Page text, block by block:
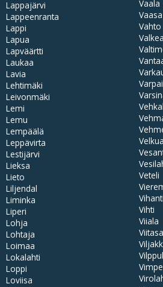
Lappajärvi
Lappeenranta
Lappi
Lapua
Lapväärtti
Laukaa
Lavia
Lehtimäki
Leivonmäki
Lemi
Lemu
Lempäälä
Leppävirta
Lestijärvi
Lieksa
Lieto
Liljendal
Liminka
Liperi
Lohja
Lohtaja
Loimaa
Lokalahti
Loppi
Loviisa
Vaala
Vaasa
Vahto
Velkua
Veteli
Vihanti
Vihti
Viiala